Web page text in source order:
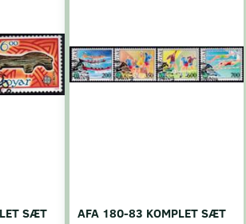
SÆT
AFA 180-83 KOMPLET SÆT